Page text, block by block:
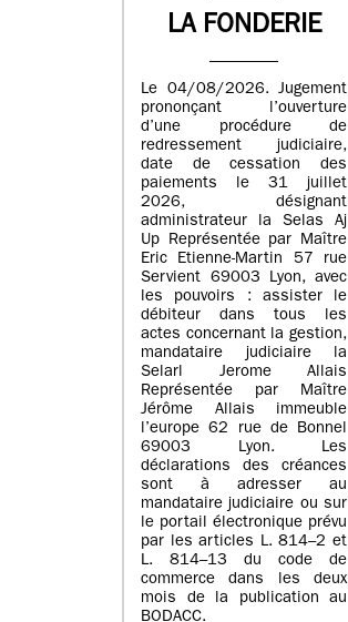
LA FONDERIE
Le 04/08/2026. Jugement
prononçant l’ouverture
d’une procédure de
redressement judiciaire,
date de cessation des
paiements le 31 juillet
2026, désignant
administrateur la Selas Aj
Up Représentée par Maître
Eric Etienne-Martin 57 rue
Servient 69003 Lyon, avec
les pouvoirs : assister le
débiteur dans tous les
actes concernant la gestion,
mandataire judiciaire la
Selarl Jerome Allais
Représentée par Maître
Jérôme Allais immeuble
l’europe 62 rue de Bonnel
69003 Lyon. Les
déclarations des créances
sont à adresser au
mandataire judiciaire ou sur
le portail électronique prévu
par les articles L. 814–2 et
L. 814–13 du code de
commerce dans les deux
mois de la publication au
BODACC.